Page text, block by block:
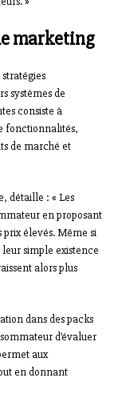
marketing
systèmes de
consiste à
fonctionnalités,
de marché et
détaille : « Les
en proposant
prix élevés. Même si
simple existence
alors plus
dans des packs
d’évaluer
aux
en donnant